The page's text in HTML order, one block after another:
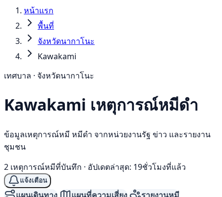
หน้าแรก
พื้นที่
จังหวัดนากาโนะ
Kawakami
เทศบาล · จังหวัดนากาโนะ
Kawakami เหตุการณ์หมีดำ
ข้อมูลเหตุการณ์หมี หมีดำ จากหน่วยงานรัฐ ข่าว และรายงาน
ชุมชน
2 เหตุการณ์หมีที่บันทึก · อัปเดตล่าสุด: 19ชั่วโมงที่แล้ว
แจ้งเตือน